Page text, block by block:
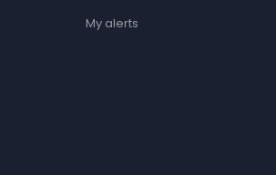
My alerts